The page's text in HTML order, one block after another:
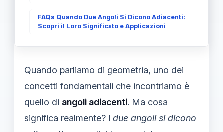
FAQs Quando Due Angoli Si Dicono Adiacenti:
Scopri il Loro Significato e Applicazioni
Quando parliamo di geometria, uno dei
concetti fondamentali che incontriamo è
quello di angoli adiacenti. Ma cosa
significa realmente? I due angoli si dicono